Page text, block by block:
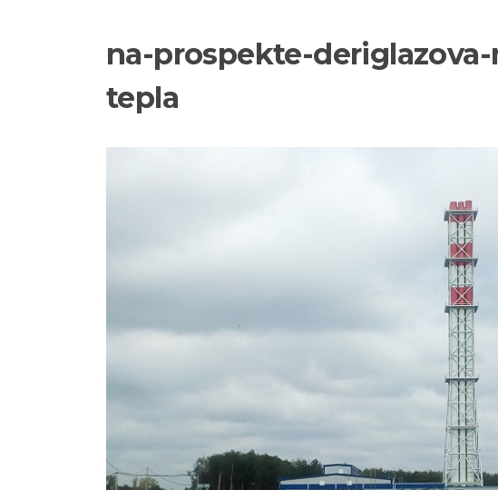
na-prospekte-
tepla